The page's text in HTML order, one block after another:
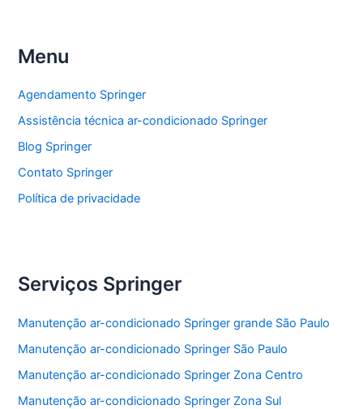
b
o
o
k
p
p
Menu
Agendamento Springer
Assistência técnica ar-condicionado Springer
Blog Springer
Contato Springer
Política de privacidade
Serviços Springer
Manutenção ar-condicionado Springer grande São Paulo
Manutenção ar-condicionado Springer São Paulo
Manutenção ar-condicionado Springer Zona Centro
Manutenção ar-condicionado Springer Zona Sul